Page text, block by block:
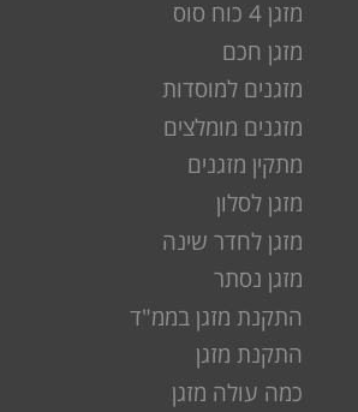
מזגן 4 כוח סוס
מזגן חכם
מזגנים למוסדות
מזגנים מומלצים
מתקין מזגנים
מזגן לסלון
מזגן לחדר שינה
מזגן נסתר
התקנת מזגן בממ"ד
התקנת מזגן
כמה עולה מזגן